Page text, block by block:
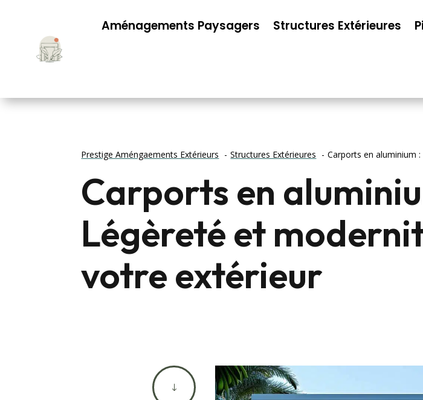
Aménagements Paysagers Structures Extérieures
Prestige Améngaements Extérieurs Structures Extérieures Carports en aluminium
Carports en
Légèreté et
votre extérieur
"